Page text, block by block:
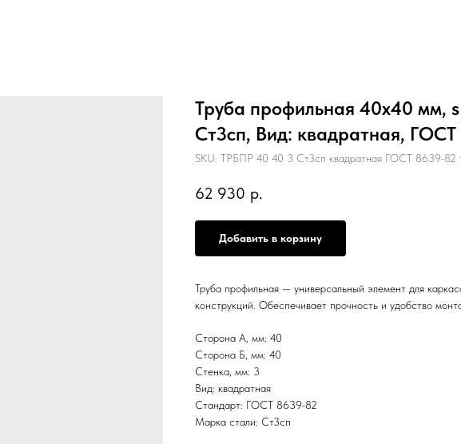
Труба профильная 40х40 мм,
Ст3сп, Вид: квадратная,
SKU: ТРБПР 40 40 3 Ст3сп квадратная ГОСТ 8639-82
62 930 р.
Добавить в корзину
Труба профильная — универсальный элемент для
конструкций. Обеспечивает прочность и удобство
Сторона А, мм: 40
Сторона Б, мм: 40
Стенка, мм: 3
Вид: квадратная
Стандарт: ГОСТ 8639-82
Марка стали: Ст3сп